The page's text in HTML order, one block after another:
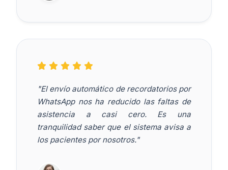
"El envío automático de recordatorios por
WhatsApp nos ha reducido las faltas de
asistencia a casi cero. Es una
tranquilidad saber que el sistema avisa a
los pacientes por nosotros."